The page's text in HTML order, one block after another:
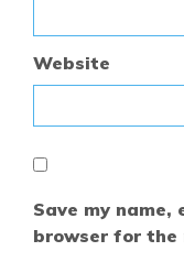
Website
Save my
browser for the